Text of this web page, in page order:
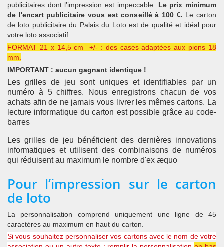
publicitaires dont l’impression est impeccable. Le prix minimum
de l'encart publicitaire vous est conseillé à 100 €. Le carton
de loto publicitaire du Palais du Loto est de qualité et idéal pour
votre loto associatif.
FORMAT 21 x 14,5 cm +/- : des cases adaptées aux pions 18
mm.
IMPORTANT : aucun gagnant identique !
Les grilles de jeu sont uniques et identifiables par un
numéro à 5 chiffres. Nous enregistrons chacun de vos
achats afin de ne jamais vous livrer les mêmes cartons. La
lecture informatique du carton est possible grâce au code-
barres
Les grilles de jeu bénéficient des dernières innovations
informatiques et utilisent des combinaisons de numéros
qui réduisent au maximum le nombre d'ex æquo
Pour l’impression sur le carton
de loto
La personnalisation comprend uniquement une ligne de 45
caractères au maximum en haut du carton.
Si vous souhaitez personnaliser vos cartons avec le nom de votre